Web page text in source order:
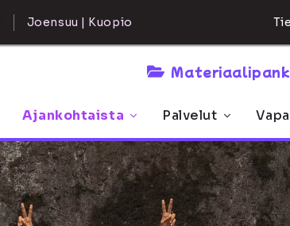
Joensuu | Kuopio
Ajankohtaista Palvelut